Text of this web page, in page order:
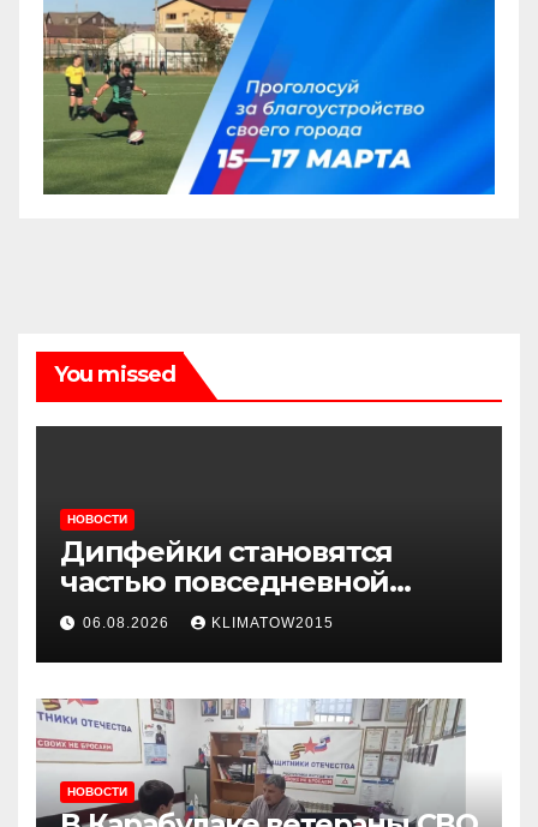
You missed
НОВОСТИ
Дипфейки становятся
частью повседневной
жизни: почему жителям
Ингушетии важно быть
внимательнее
06.08.2026 KLIMATOW2015
НОВОСТИ